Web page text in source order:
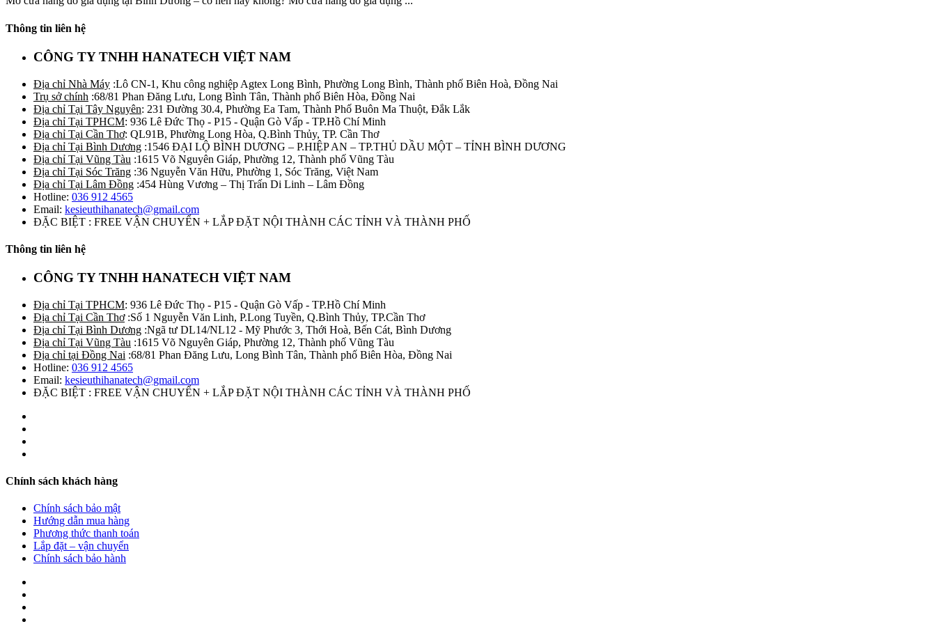
Thông tin liên hệ
CÔNG TY TNHH HANATECH VIỆT NAM
Địa chỉ Nhà Máy :Lô CN-1, Khu công nghiệp Agtex Long Bình, Phường Long Bình, Thành phố Biên Hoà, Đồng Nai
Trụ sở chính :68/81 Phan Đăng Lưu, Long Bình Tân, Thành phố Biên Hòa, Đồng Nai
Địa chỉ Tại Tây Nguyên: 231 Đường 30.4, Phường Ea Tam, Thành Phố Buôn Ma Thuột, Đắk Lắk
Địa chỉ Tại TPHCM: 936 Lê Đức Thọ - P15 - Quận Gò Vấp - TP.Hồ Chí Minh
Địa chỉ Tại Cần Thơ: QL91B, Phường Long Hòa, Q.Bình Thủy, TP. Cần Thơ
Địa chỉ Tại Bình Dương :1546 ĐẠI LỘ BÌNH DƯƠNG – P.HIỆP AN – TP.THỦ DẦU MỘT – TỈNH BÌNH DƯƠNG
Địa chỉ Tại Vũng Tàu :1615 Võ Nguyên Giáp, Phường 12, Thành phố Vũng Tàu
Địa chỉ Tại Sóc Trăng :36 Nguyễn Văn Hữu, Phường 1, Sóc Trăng, Việt Nam
Địa chỉ Tại Lâm Đồng :454 Hùng Vương – Thị Trấn Di Linh – Lâm Đồng
Hotline: 036 912 4565
Email: kesieuthihanatech@gmail.com
ĐẶC BIỆT : FREE VẬN CHUYỂN + LẮP ĐẶT NỘI THÀNH CÁC TỈNH VÀ THÀNH PHỐ
Thông tin liên hệ
CÔNG TY TNHH HANATECH VIỆT NAM
Địa chỉ Tại TPHCM: 936 Lê Đức Thọ - P15 - Quận Gò Vấp - TP.Hồ Chí Minh
Địa chỉ Tại Cần Thơ:Số 1 Nguyễn Văn Linh, P.Long Tuyền, Q.Bình Thủy, TP.Cần Thơ
Địa chỉ Tại Bình Dương :Ngã tư DL14/NL12 - Mỹ Phước 3, Thới Hoà, Bến Cát, Bình Dương
Địa chỉ Tại Vũng Tàu :1615 Võ Nguyên Giáp, Phường 12, Thành phố Vũng Tàu
Địa chỉ tại Đồng Nai :68/81 Phan Đăng Lưu, Long Bình Tân, Thành phố Biên Hòa, Đồng Nai
Hotline: 036 912 4565
Email: kesieuthihanatech@gmail.com
ĐẶC BIỆT : FREE VẬN CHUYỂN + LẮP ĐẶT NỘI THÀNH CÁC TỈNH VÀ THÀNH PHỐ
Chính sách khách hàng
Chính sách bảo mật
Hướng dẫn mua hàng
Phương thức thanh toán
Lắp đặt – vận chuyển
Chính sách bảo hành